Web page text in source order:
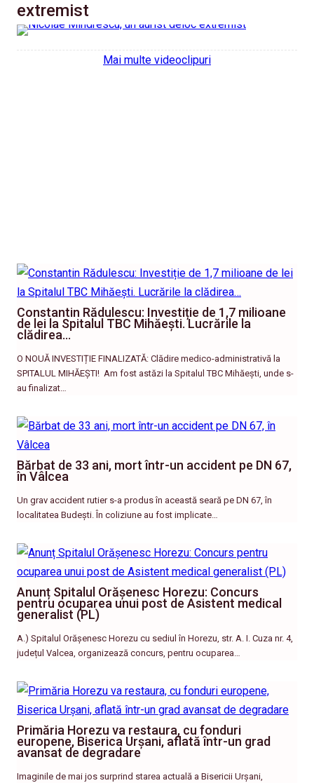
extremist
Mai multe videoclipuri
Constantin Rădulescu: Investiție de 1,7 milioane
de lei la Spitalul TBC Mihăești. Lucrările la
clădirea…
O NOUĂ INVESTIȚIE FINALIZATĂ: Clădire medico-administrativă la
SPITALUL MIHĂEȘTI! ​ Am fost astăzi la Spitalul TBC Mihăești, unde s-
au finalizat…
Bărbat de 33 ani, mort într-un accident pe DN 67,
în Vâlcea
Un grav accident rutier s-a produs în această seară pe DN 67, în
localitatea Budești. În coliziune au fost implicate…
Anunț Spitalul Orășenesc Horezu: Concurs
pentru ocuparea unui post de Asistent medical
generalist (PL)
A.) Spitalul Orășenesc Horezu cu sediul în Horezu, str. A. I. Cuza nr. 4,
județul Valcea, organizează concurs, pentru ocuparea…
Primăria Horezu va restaura, cu fonduri
europene, Biserica Urșani, aflată într-un grad
avansat de degradare
Imaginile de mai jos surprind starea actuală a Bisericii Urșani,